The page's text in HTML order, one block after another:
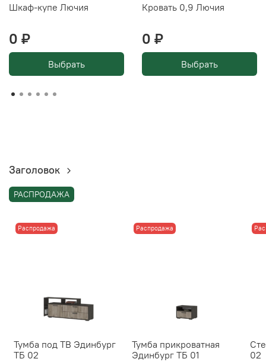
Шкаф-купе Лючия
0 ₽
Выбрать
Кровать 0,9 Лючия
0 ₽
Выбрать
Заголовок
РАСПРОДАЖА
Распродажа
Тумба под ТВ Эдинбург
ТБ 02
Распродажа
Тумба прикроватная
Эдинбург ТБ 01
02